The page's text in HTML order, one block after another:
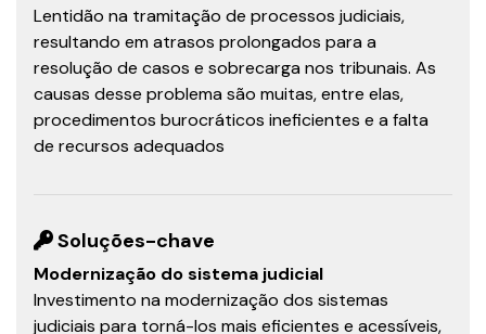
Lentidão na tramitação de processos judiciais,
resultando em atrasos prolongados para a
resolução de casos e sobrecarga nos tribunais. As
causas desse problema são muitas, entre elas,
procedimentos burocráticos ineficientes e a falta
de recursos adequados
Soluções-chave
Modernização do sistema judicial
Investimento na modernização dos sistemas
judiciais para torná-los mais eficientes e acessíveis,